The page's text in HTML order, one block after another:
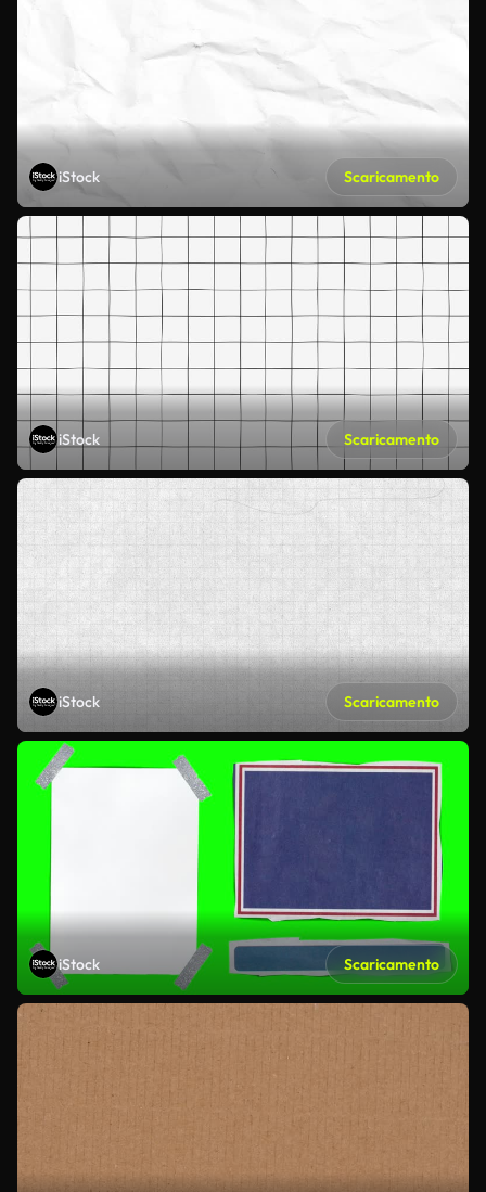
iStock Scaricamento
iStock Scaricamento
iStock Scaricamento
iStock Scaricamento